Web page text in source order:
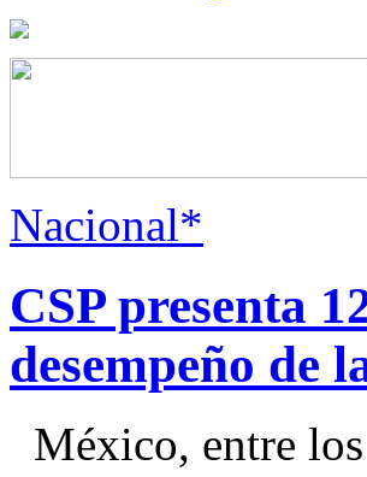
Nacional*
CSP presenta
desempeño de
México, entre